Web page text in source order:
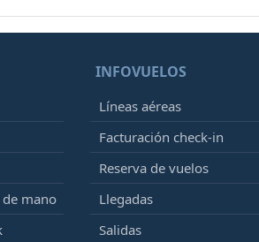
mano
INFOVUELOS
Líneas aéreas
Facturación check-in
Reserva de vuelos
Llegadas
Salidas